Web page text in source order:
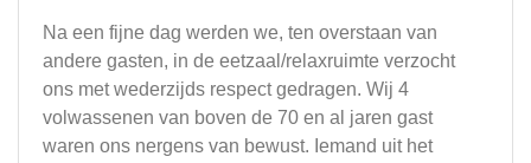
Na een fijne dag werden we, ten overstaan van
andere gasten, in de eetzaal/relaxruimte verzocht
ons met wederzijds respect gedragen. Wij 4
volwassenen van boven de 70 en al jaren gast
waren ons nergens van bewust. Iemand uit het